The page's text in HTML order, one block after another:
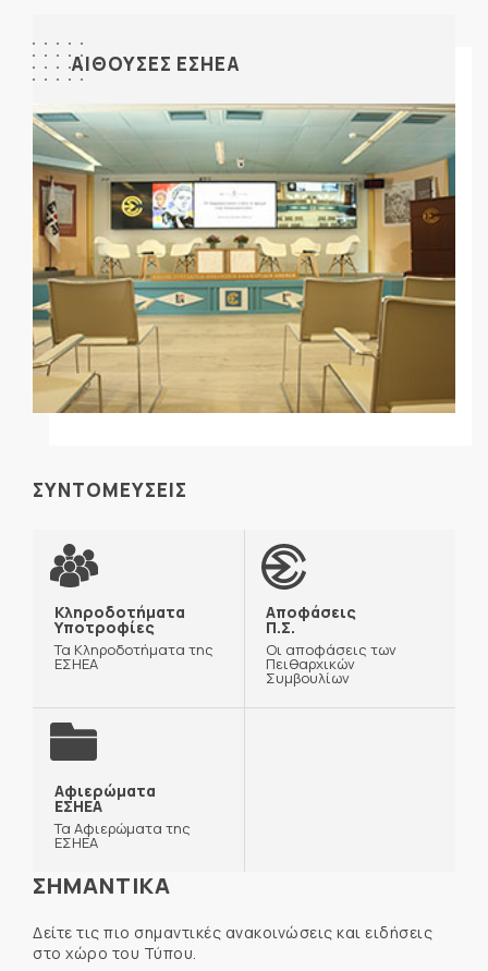
ΑΙΘΟΥΣΕΣ ΕΣΗΕΑ
ΣΥΝΤΟΜΕΥΣΕΙΣ
Κληροδοτήματα
Υποτροφίες
Τα Κληροδοτήματα της
ΕΣΗΕΑ
Αποφάσεις
Π.Σ.
Οι αποφάσεις των
Πειθαρχικών
Συμβουλίων
Αφιερώματα
ΕΣΗΕΑ
Τα Αφιερώματα της
ΕΣΗΕΑ
ΣΗΜΑΝΤΙΚΑ
Δείτε τις πιο σημαντικές ανακοινώσεις και ειδήσεις
στο χώρο του Τύπου.